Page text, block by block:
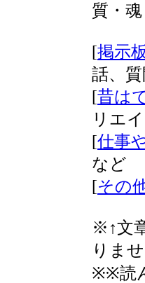
質・魂
[掲示
話、
[昔は
リエ
[仕事
など
[その
※↑文
りま
※※読